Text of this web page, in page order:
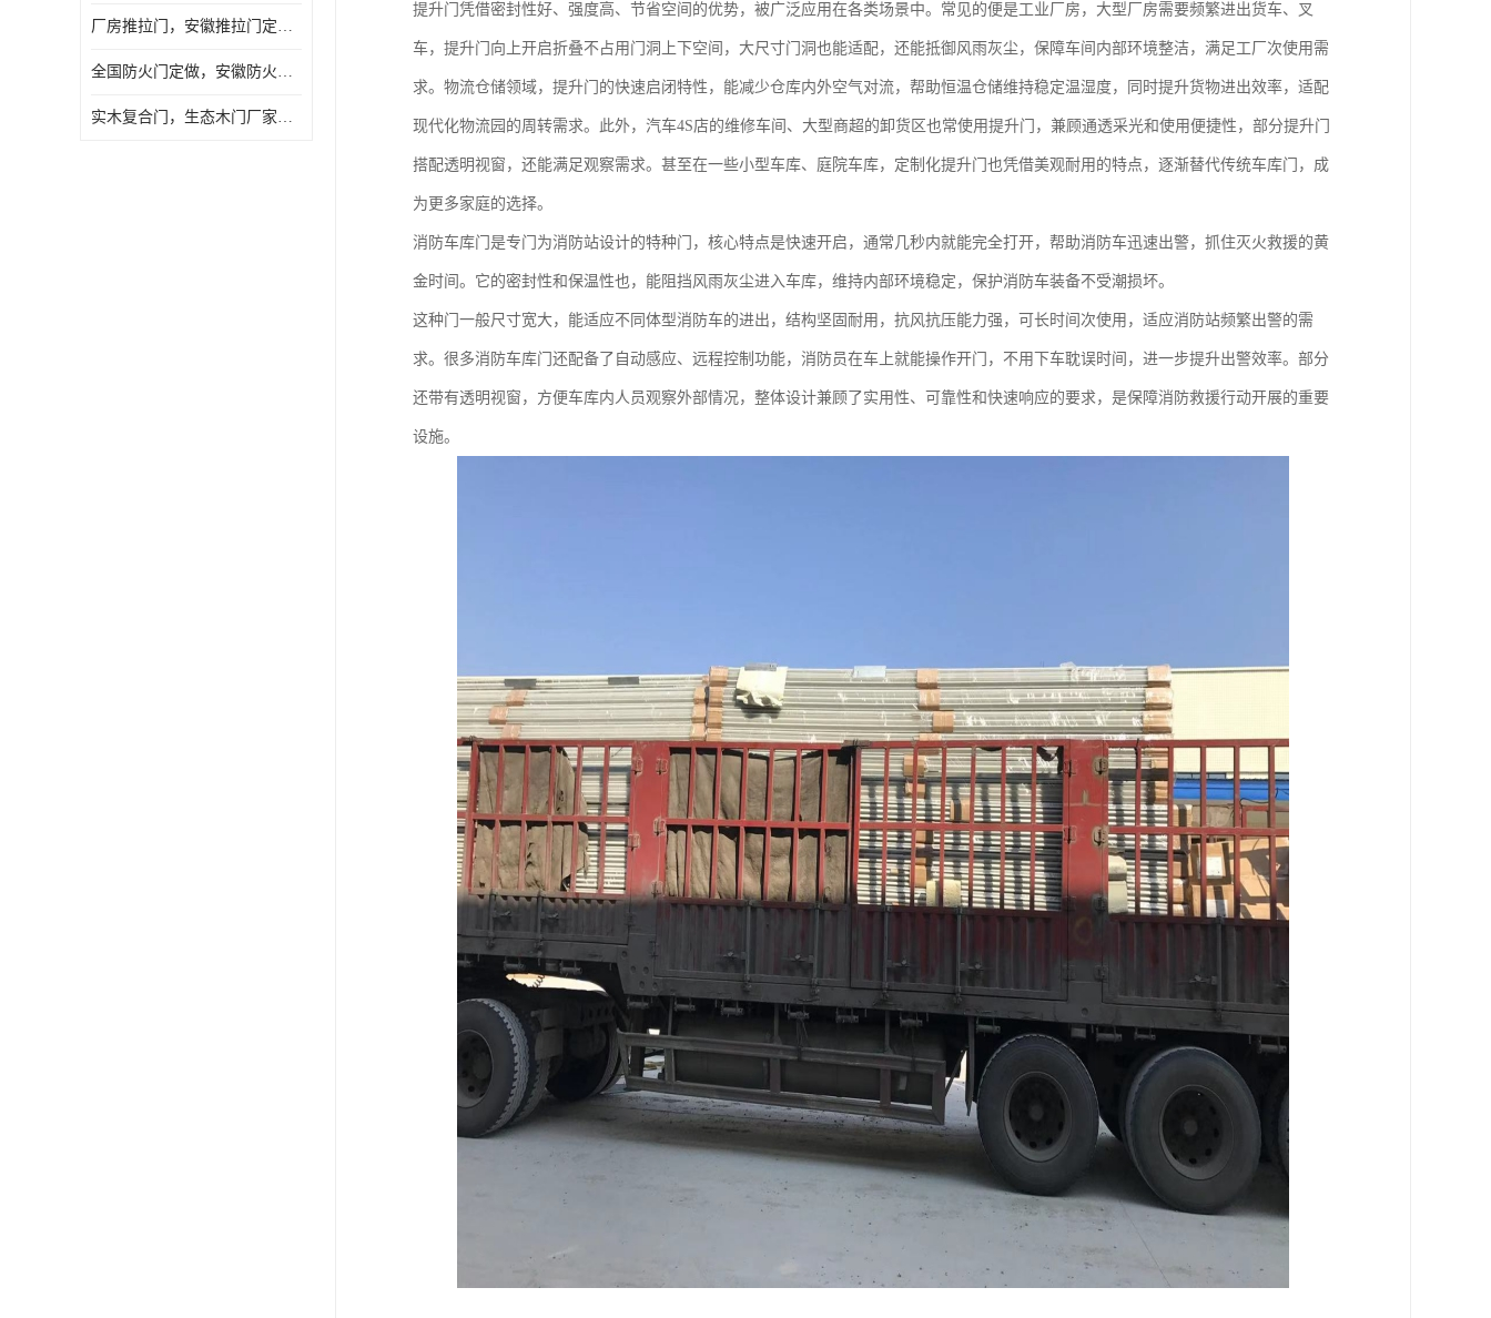
厂房推拉门，安徽推拉门定做，夹芯板平移大门
全国防火门定做，安徽防火门批发，防火门价格
实木复合门，生态木门厂家，免漆门定做，安徽木门厂家直销
提升门凭借密封性好、强度高、节省空间的优势，被广泛应用在各类场景中。常见的便是工业厂房，大型厂房需要频繁进出货车、叉
车，提升门向上开启折叠不占用门洞上下空间，大尺寸门洞也能适配，还能抵御风雨灰尘，保障车间内部环境整洁，满足工厂次使用需
求。物流仓储领域，提升门的快速启闭特性，能减少仓库内外空气对流，帮助恒温仓储维持稳定温湿度，同时提升货物进出效率，适配
现代化物流园的周转需求。此外，汽车4S店的维修车间、大型商超的卸货区也常使用提升门，兼顾通透采光和使用便捷性，部分提升门
搭配透明视窗，还能满足观察需求。甚至在一些小型车库、庭院车库，定制化提升门也凭借美观耐用的特点，逐渐替代传统车库门，成
为更多家庭的选择。
消防车库门是专门为消防站设计的特种门，核心特点是快速开启，通常几秒内就能完全打开，帮助消防车迅速出警，抓住灭火救援的黄
金时间。它的密封性和保温性也，能阻挡风雨灰尘进入车库，维持内部环境稳定，保护消防车装备不受潮损坏。
这种门一般尺寸宽大，能适应不同体型消防车的进出，结构坚固耐用，抗风抗压能力强，可长时间次使用，适应消防站频繁出警的需
求。很多消防车库门还配备了自动感应、远程控制功能，消防员在车上就能操作开门，不用下车耽误时间，进一步提升出警效率。部分
还带有透明视窗，方便车库内人员观察外部情况，整体设计兼顾了实用性、可靠性和快速响应的要求，是保障消防救援行动开展的重要
设施。